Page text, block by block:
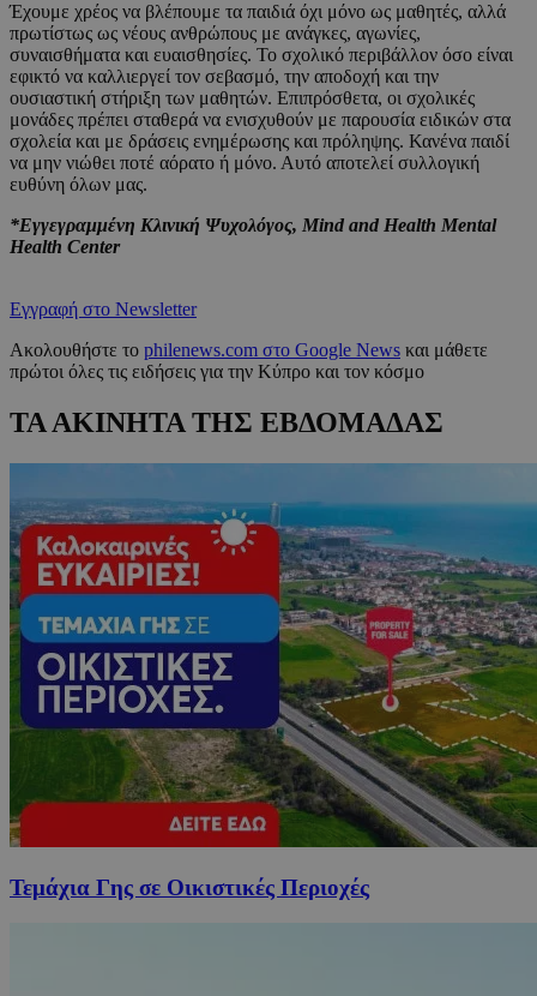
Έχουμε χρέος να βλέπουμε τα παιδιά όχι μόνο ως μαθητές, αλλά
πρωτίστως ως νέους ανθρώπους με ανάγκες, αγωνίες,
συναισθήματα και ευαισθησίες. Το σχολικό περιβάλλον όσο είναι
εφικτό να καλλιεργεί τον σεβασμό, την αποδοχή και την
ουσιαστική στήριξη των μαθητών. Επιπρόσθετα, οι σχολικές
μονάδες πρέπει σταθερά να ενισχυθούν με παρουσία ειδικών στα
σχολεία και με δράσεις ενημέρωσης και πρόληψης. Κανένα παιδί
να μην νιώθει ποτέ αόρατο ή μόνο. Αυτό αποτελεί συλλογική
ευθύνη όλων μας.
*Εγγεγραμμένη Κλινική Ψυχολόγος, Mind and Health Mental
Health Center
Εγγραφή στο Newsletter
Ακολουθήστε το philenews.com στο Google News και μάθετε
πρώτοι όλες τις ειδήσεις για την Κύπρο και τον κόσμο
ΤΑ ΑΚΙΝΗΤΑ ΤΗΣ ΕΒΔΟΜΑΔΑΣ
Τεμάχια Γης σε Οικιστικές Περιοχές